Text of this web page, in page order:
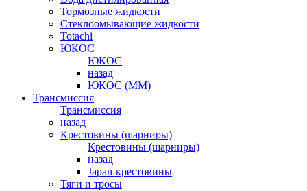
Тормозные жидкости
Стеклоомывающие жидкости
Totachi
ЮКОС
ЮКОС
назад
ЮКОС (ММ)
Трансмиссия
Трансмиссия
назад
Крестовины (шарниры)
Крестовины (шарниры)
назад
Japan-крестовины
Тяги и тросы